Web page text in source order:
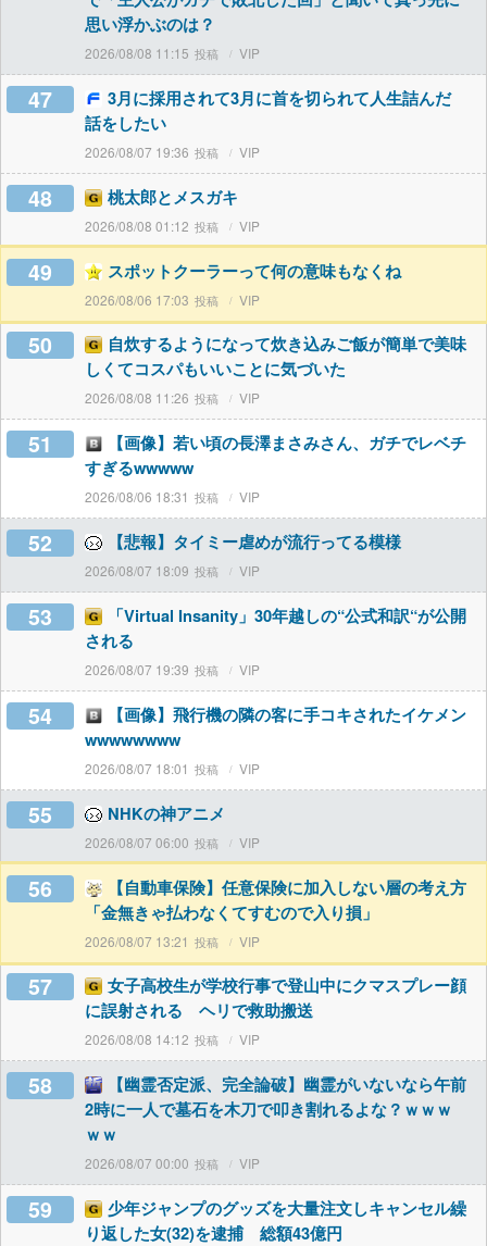
思い浮かぶのは？
2026/08/08 11:15 VIP
47
3月に採用されて3月に首を切られて人生詰んだ
話をしたい
2026/08/07 19:36 VIP
48 桃太郎とメスガキ
2026/08/08 01:12 VIP
49 スポットクーラーって何の意味もなくね
2026/08/06 17:03 VIP
50
自炊するようになって炊き込みご飯が簡単で美味
しくてコスパもいいことに気づいた
2026/08/08 11:26 VIP
51
【画像】若い頃の長澤まさみさん、ガチでレベチ
すぎるwwwww
2026/08/06 18:31 VIP
52 【悲報】タイミー虐めが流行ってる模様
2026/08/07 18:09 VIP
53
「Virtual Insanity」30年越しの“公式和訳“が公開
される
2026/08/07 19:39 VIP
54
【画像】飛行機の隣の客に手コキされたイケメン
wwwwwwww
2026/08/07 18:01 VIP
55 NHKの神アニメ
2026/08/07 06:00 VIP
56
【自動車保険】任意保険に加入しない層の考え方
「金無きゃ払わなくてすむので入り損」
2026/08/07 13:21 VIP
57
女子高校生が学校行事で登山中にクマスプレー顔
に誤射される ヘリで救助搬送
2026/08/08 14:12 VIP
58
【幽霊否定派、完全論破】幽霊がいないなら午前
2時に一人で墓石を木刀で叩き割れるよな？ｗｗｗ
ｗｗ
2026/08/07 00:00 VIP
59
少年ジャンプのグッズを大量注文しキャンセル繰
り返した女(32)を逮捕 総額43億円